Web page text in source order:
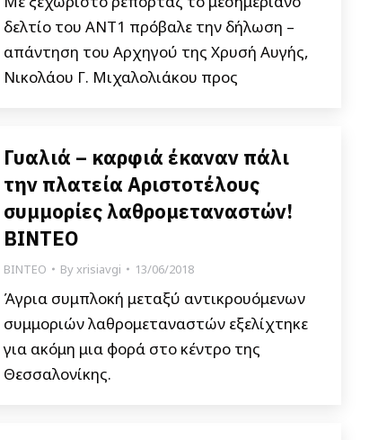
δελτίο του ΑΝΤ1 πρόβαλε την δήλωση –
απάντηση του Αρχηγού της Χρυσή Αυγής,
Νικολάου Γ. Μιχαλολιάκου προς
Γυαλιά – καρφιά έκαναν πάλι
την πλατεία Αριστοτέλους
συμμορίες λαθρομεταναστών!
ΒΙΝΤΕΟ
ΒΙΝΤΕΟ Byxrisiavgi 13/06/2018
Άγρια συμπλοκή μεταξύ αντικρουόμενων
συμμοριών λαθρομεταναστών εξελίχτηκε
για ακόμη μια φορά στο κέντρο της
Θεσσαλονίκης.